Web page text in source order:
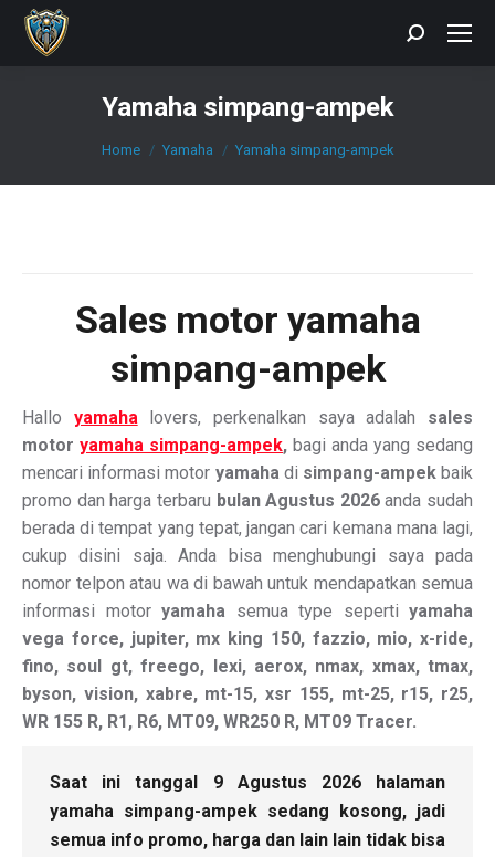
Search:
Yamaha simpang-ampek
You are here:
Home Yamaha Yamaha simpang-ampek
Sales motor yamaha
simpang-ampek
Hallo yamahalovers, perkenalkan saya adalah sales
motor yamaha simpang-ampek, bagi anda yang sedang
mencari informasi motor yamahadi simpang-ampekbaik
promo dan harga terbaru bulan Agustus 2026anda sudah
berada di tempat yang tepat, jangan cari kemana mana lagi,
cukup disini saja. Anda bisa menghubungi saya pada
nomor telpon atau wa di bawah untuk mendapatkan semua
informasi motor yamaha semua type seperti yamaha
vega force, jupiter, mx king 150, fazzio, mio, x-ride,
fino, soul gt, freego, lexi, aerox, nmax, xmax, tmax,
byson, vision, xabre, mt-15, xsr 155, mt-25, r15, r25,
WR 155 R, R1, R6, MT09, WR250 R, MT09 Tracer.
Saat ini tanggal 9 Agustus 2026 halaman
yamaha simpang-ampek sedang kosong, jadi
semua info promo, harga dan lain lain tidak bisa